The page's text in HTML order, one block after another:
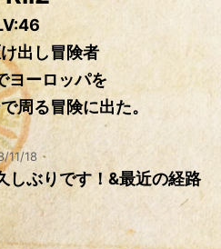
出し冒険者
ヨーロッパを
周る冒険に出た。
11/18
しぶりです！&最近の経路